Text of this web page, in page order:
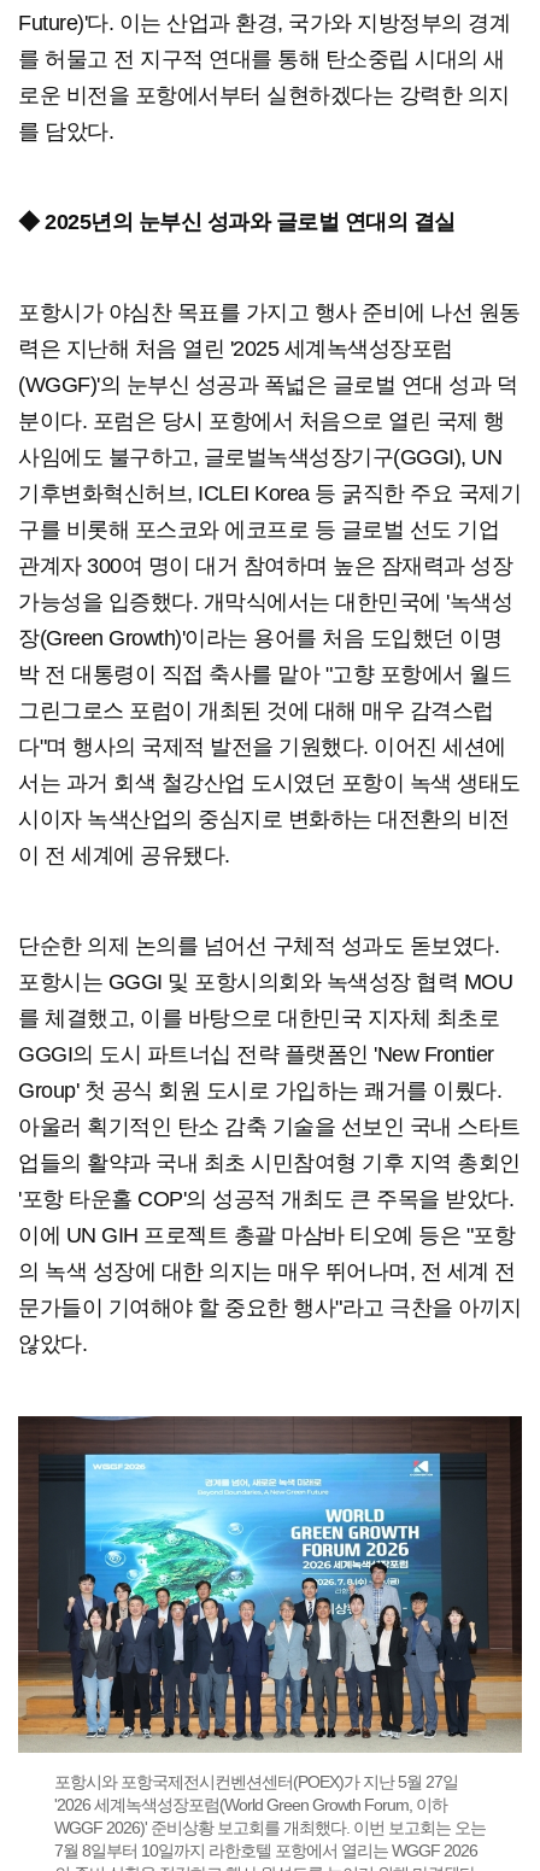
Future)'다. 이는 산업과 환경, 국가와 지방정부의 경계
를 허물고 전 지구적 연대를 통해 탄소중립 시대의 새
로운 비전을 포항에서부터 실현하겠다는 강력한 의지
를 담았다.
◆ 2025년의 눈부신 성과와 글로벌 연대의 결실
포항시가 야심찬 목표를 가지고 행사 준비에 나선 원동
력은 지난해 처음 열린 '2025 세계녹색성장포럼
(WGGF)'의 눈부신 성공과 폭넓은 글로벌 연대 성과 덕
분이다. 포럼은 당시 포항에서 처음으로 열린 국제 행
사임에도 불구하고, 글로벌녹색성장기구(GGGI), UN
기후변화혁신허브, ICLEI Korea 등 굵직한 주요 국제기
구를 비롯해 포스코와 에코프로 등 글로벌 선도 기업
관계자 300여 명이 대거 참여하며 높은 잠재력과 성장
가능성을 입증했다. 개막식에서는 대한민국에 '녹색성
장(Green Growth)'이라는 용어를 처음 도입했던 이명
박 전 대통령이 직접 축사를 맡아 "고향 포항에서 월드
그린그로스 포럼이 개최된 것에 대해 매우 감격스럽
다"며 행사의 국제적 발전을 기원했다. 이어진 세션에
서는 과거 회색 철강산업 도시였던 포항이 녹색 생태도
시이자 녹색산업의 중심지로 변화하는 대전환의 비전
이 전 세계에 공유됐다.
단순한 의제 논의를 넘어선 구체적 성과도 돋보였다.
포항시는 GGGI 및 포항시의회와 녹색성장 협력 MOU
를 체결했고, 이를 바탕으로 대한민국 지자체 최초로
GGGI의 도시 파트너십 전략 플랫폼인 'New Frontier
Group' 첫 공식 회원 도시로 가입하는 쾌거를 이뤘다.
아울러 획기적인 탄소 감축 기술을 선보인 국내 스타트
업들의 활약과 국내 최초 시민참여형 기후 지역 총회인
'포항 타운홀 COP'의 성공적 개최도 큰 주목을 받았다.
이에 UN GIH 프로젝트 총괄 마삼바 티오예 등은 "포항
의 녹색 성장에 대한 의지는 매우 뛰어나며, 전 세계 전
문가들이 기여해야 할 중요한 행사"라고 극찬을 아끼지
않았다.
포항시와 포항국제전시컨벤션센터(POEX)가 지난 5월 27일
'2026 세계녹색성장포럼(World Green Growth Forum, 이하
WGGF 2026)' 준비상황 보고회를 개최했다. 이번 보고회는 오는
7월 8일부터 10일까지 라한호텔 포항에서 열리는 WGGF 2026